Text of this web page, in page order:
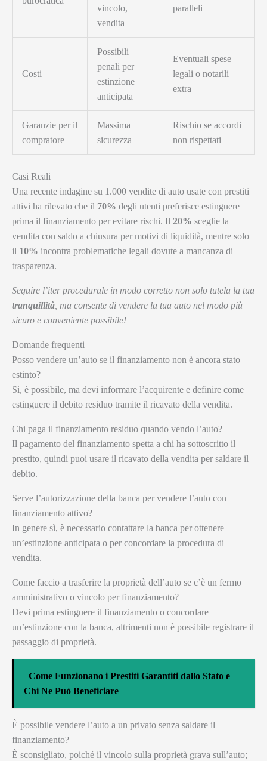
vincolo,
vendita
paralleli
Costi
Possibili
penali per
estinzione
anticipata
Eventuali spese
legali o notarili
extra
Garanzie per il
compratore
Massima
sicurezza
Rischio se accordi
non rispettati
Casi Reali
Una recente indagine su 1.000 vendite di auto usate con prestiti
attivi ha rilevato che il 70% degli utenti preferisce estinguere
prima il finanziamento per evitare rischi. Il 20% sceglie la
vendita con saldo a chiusura per motivi di liquidità, mentre solo
il 10% incontra problematiche legali dovute a mancanza di
trasparenza.
Seguire l’iter procedurale in modo corretto non solo tutela la tua
tranquillità , ma consente di vendere la tua auto nel modo più
sicuro e conveniente possibile!
Domande frequenti
Posso vendere un’auto se il finanziamento non è ancora stato
estinto?
Sì, è possibile, ma devi informare l’acquirente e definire come
estinguere il debito residuo tramite il ricavato della vendita.
Chi paga il finanziamento residuo quando vendo l’auto?
Il pagamento del finanziamento spetta a chi ha sottoscritto il
prestito, quindi puoi usare il ricavato della vendita per saldare il
debito.
Serve l’autorizzazione della banca per vendere l’auto con
finanziamento attivo?
In genere sì, è necessario contattare la banca per ottenere
un’estinzione anticipata o per concordare la procedura di
vendita.
Come faccio a trasferire la proprietà dell’auto se c’è un fermo
amministrativo o vincolo per finanziamento?
Devi prima estinguere il finanziamento o concordare
un’estinzione con la banca, altrimenti non è possibile registrare il
passaggio di proprietà.
Come Funzionano i Prestiti Garantiti dallo Stato e
Chi Ne Può Beneficiare
È possibile vendere l’auto a un privato senza saldare il
finanziamento?
È sconsigliato, poiché il vincolo sulla proprietà grava sull’auto;